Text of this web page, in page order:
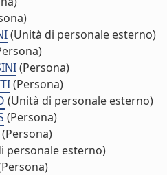
(Unità di personale esterno)
(Persona)
(Persona)
(Unità di personale esterno)
(Persona)
(Persona)
personale esterno)